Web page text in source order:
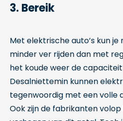
3. Bereik
Met elektrische auto’s kun
minder ver rijden dan met
het koude weer de
Desalniettemin kunnen
tegenwoordig met een volle
Ook zijn de fabrikanten